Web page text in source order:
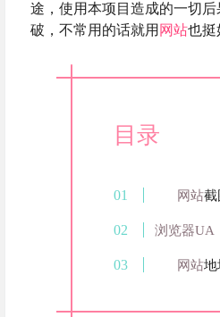
途，使用本项目造成的一切
破，不常用的话就用 网站也挺
目录
网站截
浏览器UA
网站地